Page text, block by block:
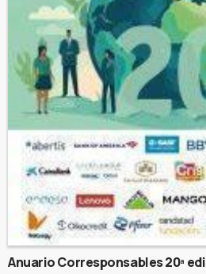
Anuario Corresponsables 20ª